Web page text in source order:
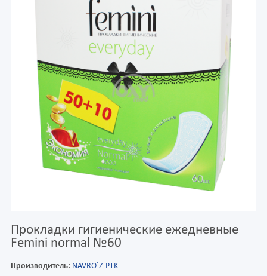
Прокладки гигиенические ежедневные
Femini normal №60
Производитель: NAVRO`Z-PTK